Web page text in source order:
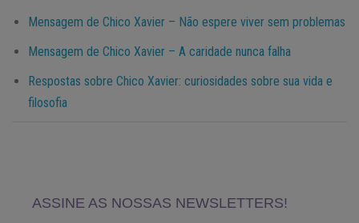
Mensagem de Chico Xavier – Não espere viver sem problemas
Mensagem de Chico Xavier – A caridade nunca falha
Respostas sobre Chico Xavier: curiosidades sobre sua vida e
filosofia